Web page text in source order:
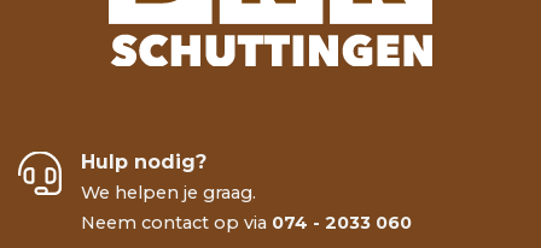
Hulp nodig?
We helpen je graag.
Neem contact op via 074 - 2033 060